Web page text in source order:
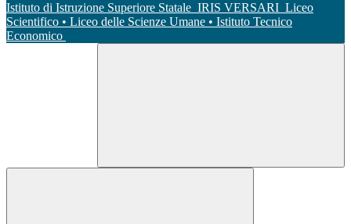
Istituto di Istruzione Superiore Statale IRIS VERSARI Liceo
Scientifico • Liceo delle Scienze Umane • Istituto Tecnico
Economico